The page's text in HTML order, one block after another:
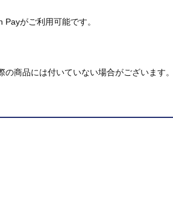
がご利用可能です。
商品には付いていない場合がございます。